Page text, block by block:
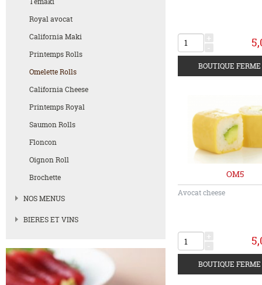
Royal avocat
California Maki
Printemps Rolls
Omelette Rolls
California Cheese
Printemps Royal
Saumon Rolls
Floncon
Oignon Roll
Brochette
NOS MENUS
BIERES ET VINS
OM5
Avocat cheese